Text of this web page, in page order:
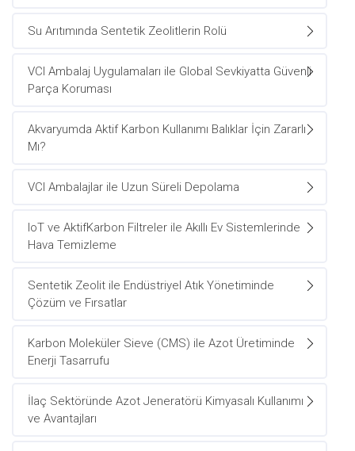
Su Arıtımında Sentetik Zeolitlerin Rolü
VCI Ambalaj Uygulamaları ile Global Sevkiyatta Güvenli
Parça Koruması
Akvaryumda Aktif Karbon Kullanımı Balıklar İçin Zararlı
Mı?
VCI Ambalajlar ile Uzun Süreli Depolama
IoT ve AktifKarbon Filtreler ile Akıllı Ev Sistemlerinde
Hava Temizleme
Sentetik Zeolit ile Endüstriyel Atık Yönetiminde
Çözüm ve Fırsatlar
Karbon Moleküler Sieve (CMS) ile Azot Üretiminde
Enerji Tasarrufu
İlaç Sektöründe Azot Jeneratörü Kimyasalı Kullanımı
ve Avantajları